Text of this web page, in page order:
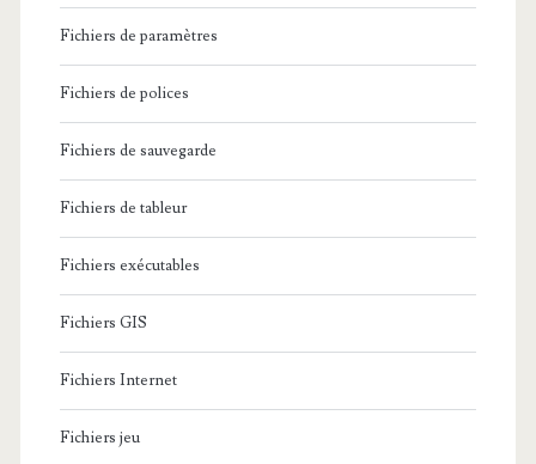
Fichiers de paramètres
Fichiers de polices
Fichiers de sauvegarde
Fichiers de tableur
Fichiers exécutables
Fichiers GIS
Fichiers Internet
Fichiers jeu